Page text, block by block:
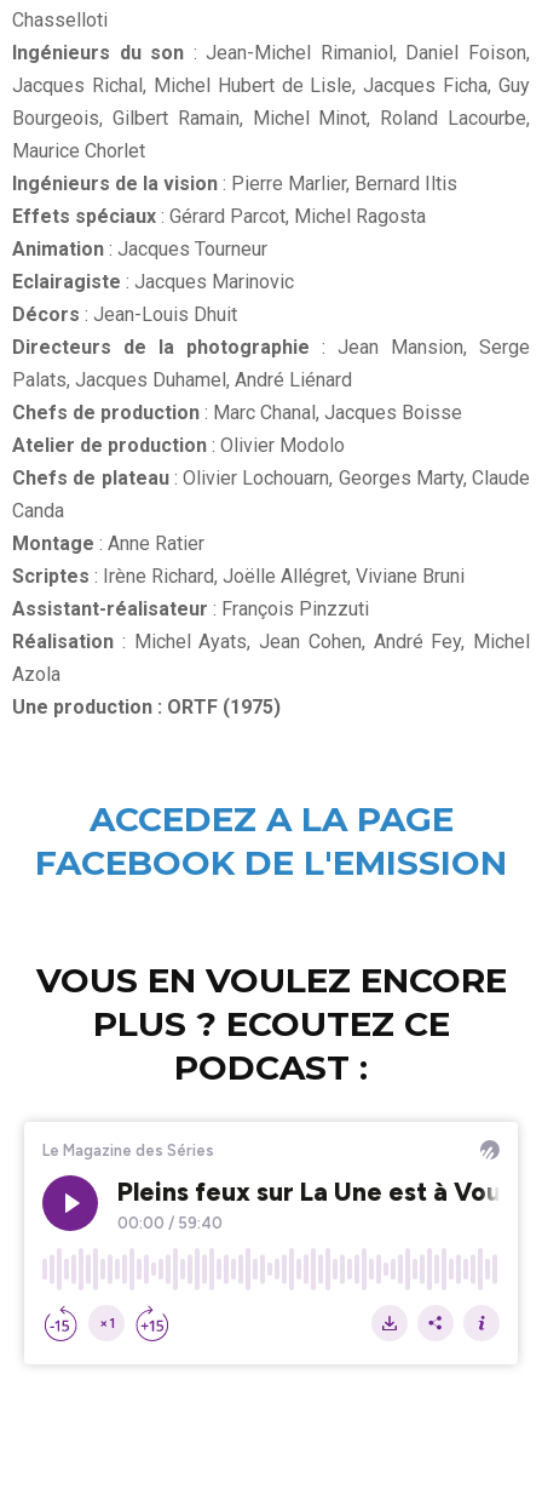
Chasselloti
Ingénieurs du son : Jean-Michel Rimaniol, Daniel Foison,
Jacques Richal, Michel Hubert de Lisle, Jacques Ficha, Guy
Bourgeois, Gilbert Ramain, Michel Minot, Roland Lacourbe,
Maurice Chorlet
Ingénieurs de la vision : Pierre Marlier, Bernard Iltis
Effets spéciaux : Gérard Parcot, Michel Ragosta
Animation : Jacques Tourneur
Eclairagiste : Jacques Marinovic
Décors : Jean-Louis Dhuit
Directeurs de la photographie : Jean Mansion, Serge
Palats, Jacques Duhamel, André Liénard
Chefs de production : Marc Chanal, Jacques Boisse
Atelier de production : Olivier Modolo
Chefs de plateau: Olivier Lochouarn, Georges Marty, Claude
Canda
Montage : Anne Ratier
Scriptes : Irène Richard, Joëlle Allégret, Viviane Bruni
Assistant-réalisateur : François Pinzzuti
Réalisation : Michel Ayats, Jean Cohen, André Fey, Michel
Azola
Une production : ORTF (1975)
ACCEDEZ A LA PAGE
FACEBOOK DE L'EMISSION
VOUS EN VOULEZ ENCORE
PLUS ? ECOUTEZ CE
PODCAST :